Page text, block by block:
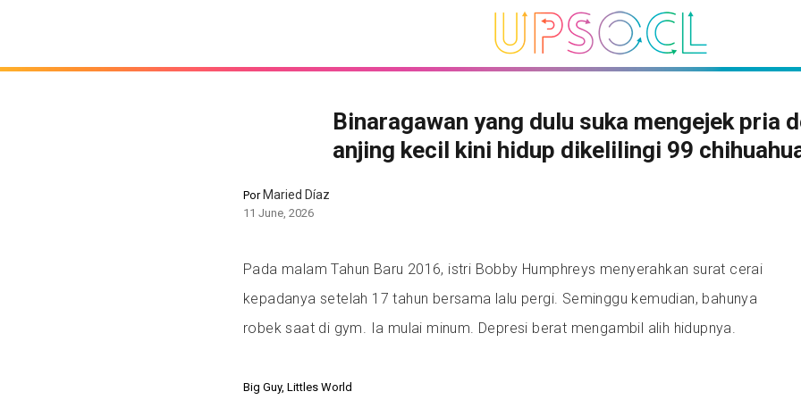
Binaragawan yang dulu suka mengejek pria
anjing kecil kini hidup dikelilingi 99
PorMaried Díaz
11 June, 2026
Pada malam Tahun Baru 2016, istri Bobby Humphreys menyerahkan surat cerai
kepadanya setelah 17 tahun bersama lalu pergi. Seminggu kemudian, bahunya
robek saat di gym. Ia mulai minum. Depresi berat mengambil alih hidupnya.
Big Guy, Littles World